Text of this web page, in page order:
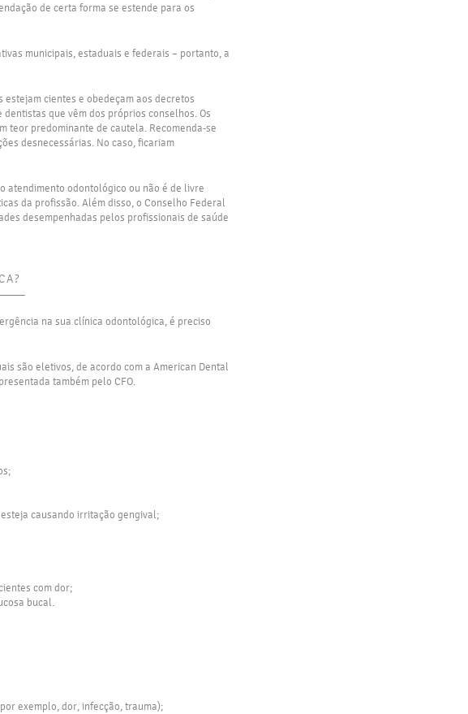
de certa forma se estende para os
municipais, estaduais e federais – portanto, a
cientes e obedeçam aos decretos
que vêm dos próprios conselhos. Os
teor predominante de cautela. Recomenda-se
desnecessárias. No caso, ficariam
atendimento odontológico ou não é de livre
da profissão. Além disso, o Conselho Federal
desempenhadas pelos profissionais de saúde
na sua clínica odontológica, é preciso
são eletivos, de acordo com a American Dental
também pelo CFO.
causando irritação gengival;
com dor;
bucal.
exemplo, dor, infecção, trauma);